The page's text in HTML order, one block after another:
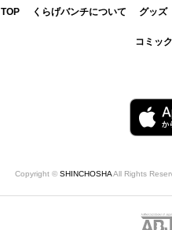
TOP くらげバンチについて グッズ
コミッ
Copyright © SHINCHOSHAAll Rights